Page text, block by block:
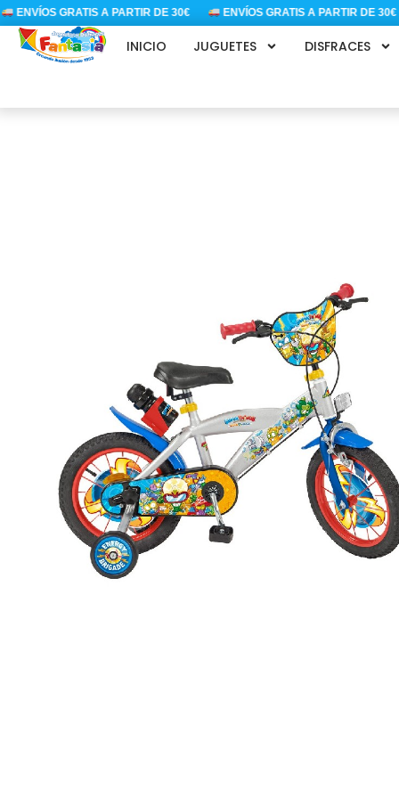
Ir
contenido
ENVÍOS GRATIS A PARTIR DE 30€ ENVÍOS GRATIS A PARTIR DE 30€
INICIO JUGUETES DISFRACES